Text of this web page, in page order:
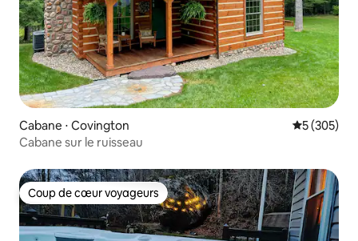
Cabane ⋅ Covington Évaluation
5 (305)
Cabane sur le ruisseau
Coup de cœur voyageurs
Coup de cœur voyageurs